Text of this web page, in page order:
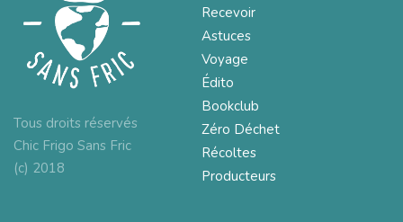
Tous droits réservés
Chic Frigo Sans Fric
(c) 2018
Recevoir
Astuces
Voyage
Édito
Bookclub
Zéro Déchet
Récoltes
Producteurs